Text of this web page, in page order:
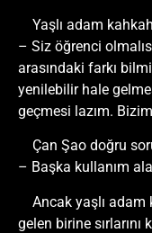
Yaşlı adam
– Siz öğrenci
arasındaki farkı
yenilebilir hale
geçmesi lazım.
Çan Şao doğru
– Başka kullanım
Ancak yaşlı adam
gelen birine